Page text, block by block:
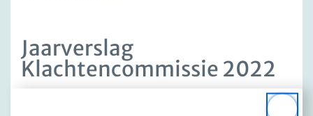
Jaarverslag
Klachtencommissie 2022